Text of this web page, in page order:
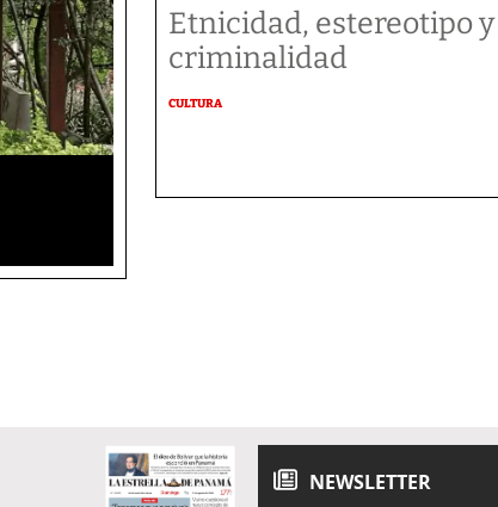
Etnicidad, estereotipo y
criminalidad
CULTURA
NEWSLETTER